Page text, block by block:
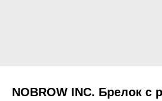
NOBROW INC. Брелок с